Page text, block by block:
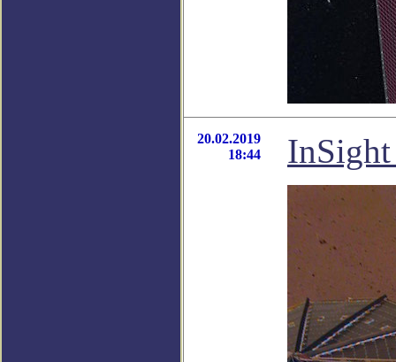
20.02.2019
18:44
InSight